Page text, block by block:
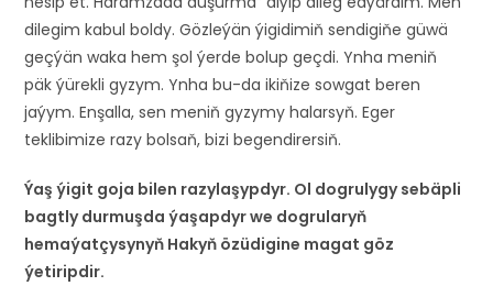
dilegim kabul boldy. Gözleýän ýigidimiň sendigiňe güwä
geçýän waka hem şol ýerde bolup geçdi. Ynha meniň
päk ýürekli gyzym. Ynha bu-da ikiňize sowgat beren
jaýym. Enşalla, sen meniň gyzymy halarsyň. Eger
teklibimize razy bolsaň, bizi begendirersiň.
Ýaş ýigit goja bilen razylaşypdyr. Ol dogrulygy sebäpli
bagtly durmuşda ýaşapdyr we dogrularyň
hemaýatçysynyň Hakyň özüdigine magat göz
ýetiripdir.